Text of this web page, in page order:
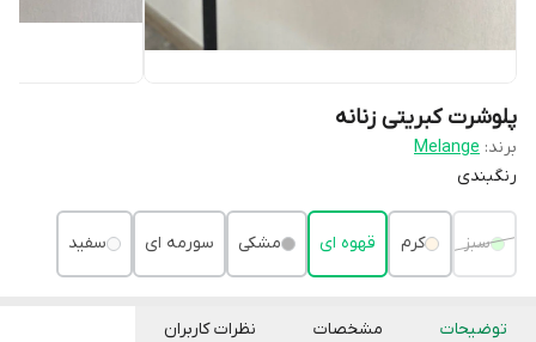
پلوشرت کبریتی زنانه
برند: Melange
رنگبندی
سبز کرم قهوه ای مشکی سورمه ای سفید
توضیحات مشخصات نظرات کاربران